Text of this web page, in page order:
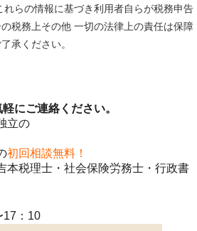
らの情報に基づき利用者自らが税務申告
税務上その他 一切の法律上の責任は保障
承ください。
にご連絡ください。
立の
初回相談無料！
本税理士・社会保険労務士・行政書
17：10